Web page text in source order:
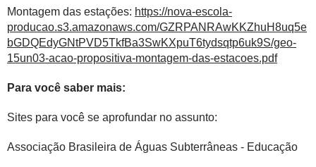
Montagem das estações: https://nova-escola-
producao.s3.amazonaws.com/GZRPANRAwKKZhuH8uq5e
bGDQEdyGNtPVD5TkfBa3SwKXpuT6tydsqtp6uk9S/geo-
15un03-acao-propositiva-montagem-das-estacoes.pdf
Para você saber mais:
Sites para você se aprofundar no assunto:
Associação Brasileira de Águas Subterrâneas - Educação